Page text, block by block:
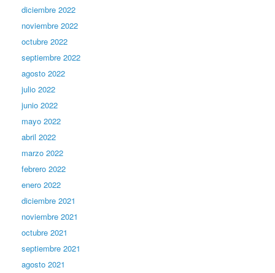
diciembre 2022
noviembre 2022
octubre 2022
septiembre 2022
agosto 2022
julio 2022
junio 2022
mayo 2022
abril 2022
marzo 2022
febrero 2022
enero 2022
diciembre 2021
noviembre 2021
octubre 2021
septiembre 2021
agosto 2021